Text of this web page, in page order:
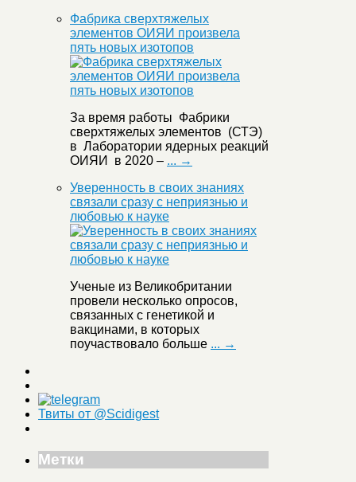
Фабрика сверхтяжелых
элементов ОИЯИ произвела
пять новых изотопов
За время работы Фабрики
сверхтяжелых элементов (СТЭ)
в Лаборатории ядерных реакций
ОИЯИ в 2020 – ... →
Уверенность в своих знаниях
связали сразу с неприязнью и
любовью к науке
Ученые из Великобритании
провели несколько опросов,
связанных с генетикой и
вакцинами, в которых
поучаствовало больше ... →
Твиты от @Scidigest
Метки